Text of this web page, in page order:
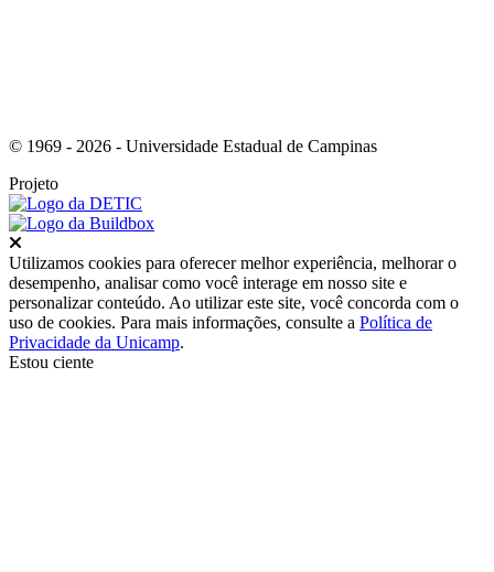
© 1969 - 2026 - Universidade Estadual de Campinas
Projeto
Utilizamos cookies para oferecer melhor experiência, melhorar o
desempenho, analisar como você interage em nosso site e
personalizar conteúdo. Ao utilizar este site, você concorda com o
uso de cookies. Para mais informações, consulte a Política de
Privacidade da Unicamp.
Estou ciente